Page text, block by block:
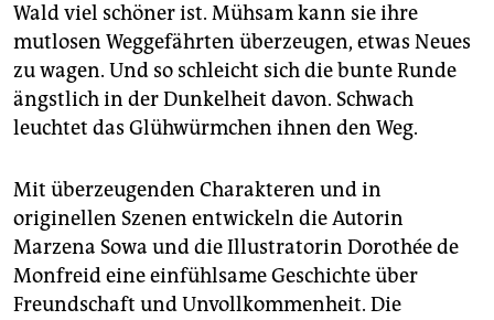
Wald viel schöner ist. Mühsam kann sie ihre
mutlosen Weggefährten überzeugen, etwas Neues
zu wagen. Und so schleicht sich die bunte Runde
ängstlich in der Dunkelheit davon. Schwach
leuchtet das Glühwürmchen ihnen den Weg.
Mit überzeugenden Charakteren und in
originellen Szenen entwickeln die Autorin
Marzena Sowa und die Illustratorin Dorothée de
Monfreid eine einfühlsame Geschichte über
Freundschaft und Unvollkommenheit. Die